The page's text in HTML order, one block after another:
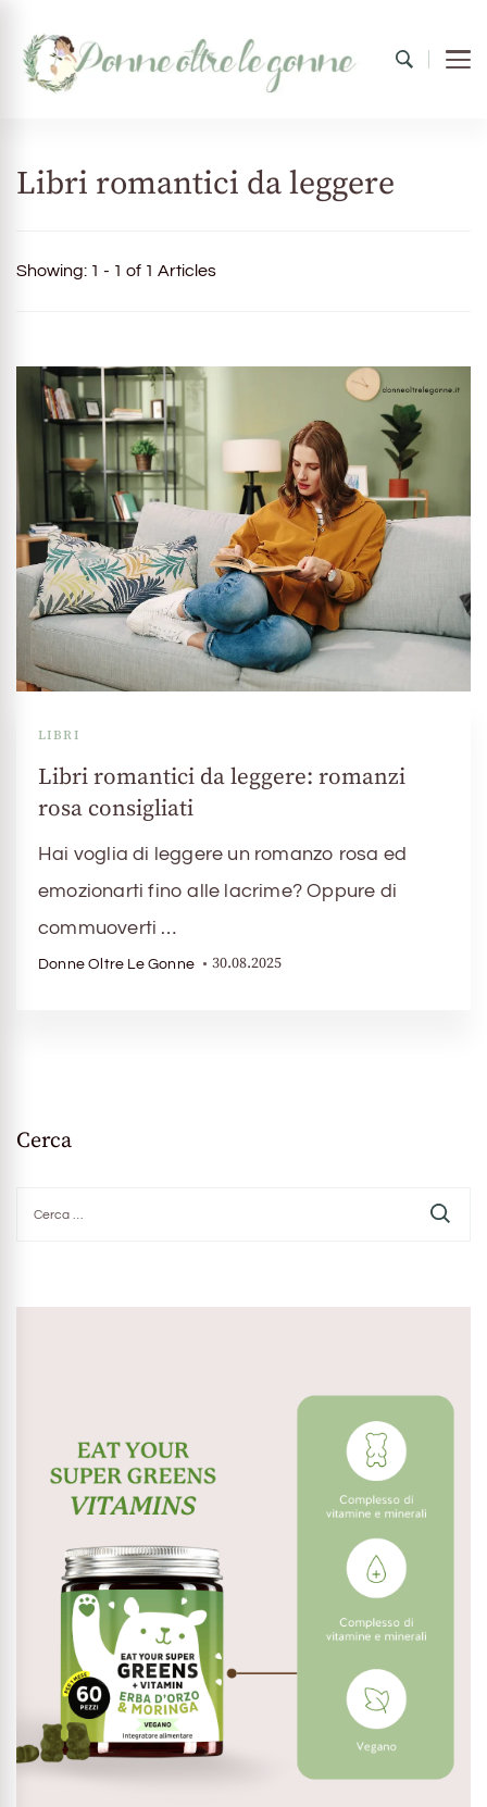
Libri romantici da leggere
Showing: 1 - 1 of 1 Articles
LIBRI
Libri romantici da leggere: romanzi
rosa consigliati
Hai voglia di leggere un romanzo rosa ed
emozionarti fino alle lacrime? Oppure di
commuoverti …
Donne Oltre Le Gonne 30.08.2025
Cerca
per: